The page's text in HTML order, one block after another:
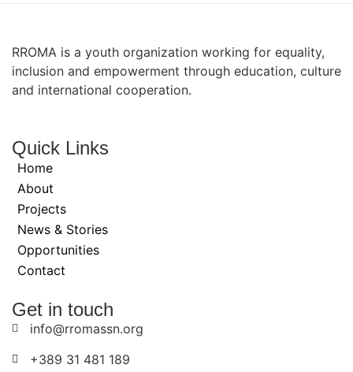
RROMA is a youth organization working for equality,
inclusion and empowerment through education, culture
and international cooperation.
Quick Links
Home
About
Projects
News & Stories
Opportunities
Contact
Get in touch
info@rromassn.org
+389 31 481 189